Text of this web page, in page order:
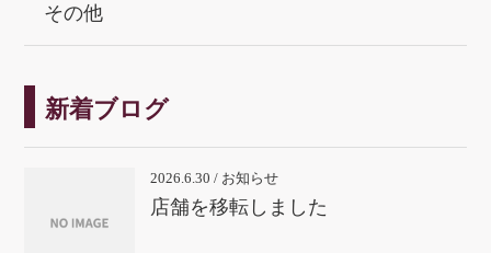
その他
新着ブログ
2026.6.30 / お知らせ
店舗を移転しました